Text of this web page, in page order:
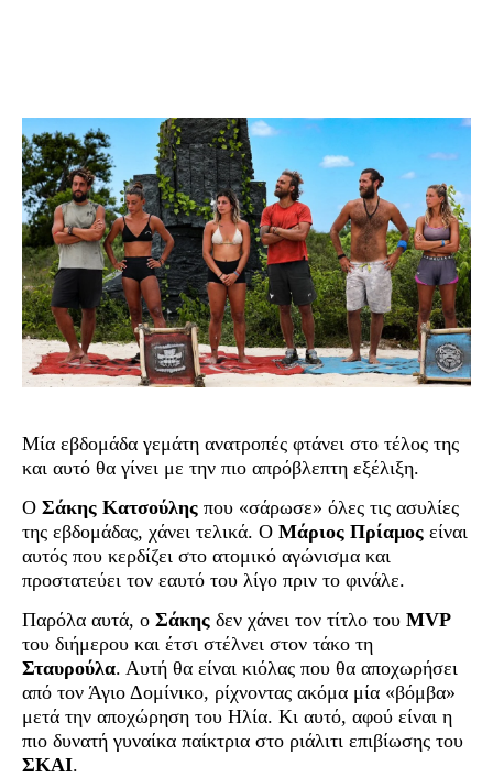
Μία εβδομάδα γεμάτη ανατροπές φτάνει στο τέλος της
και αυτό θα γίνει με την πιο απρόβλεπτη εξέλιξη.
Ο Σάκης Κατσούλης που «σάρωσε» όλες τις ασυλίες
της εβδομάδας, χάνει τελικά. Ο Μάριος Πρίαμος είναι
αυτός που κερδίζει στο ατομικό αγώνισμα και
προστατεύει τον εαυτό του λίγο πριν το φινάλε.
Παρόλα αυτά, ο Σάκης δεν χάνει τον τίτλο του MVP
του διήμερου και έτσι στέλνει στον τάκο τη
Σταυρούλα. Αυτή θα είναι κιόλας που θα αποχωρήσει
από τον Άγιο Δομίνικο, ρίχνοντας ακόμα μία «βόμβα»
μετά την αποχώρηση του Ηλία. Κι αυτό, αφού είναι η
πιο δυνατή γυναίκα παίκτρια στο ριάλιτι επιβίωσης του
ΣΚΑΙ.